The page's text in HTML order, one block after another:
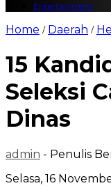
Entertainment
Home / Daerah /
15
Seleksi
Dinas
admin - Penulis
Selasa, 16